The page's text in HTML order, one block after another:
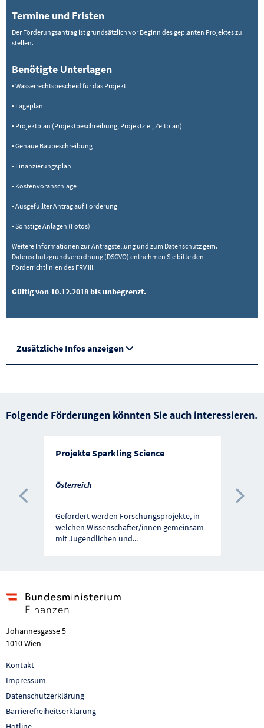
Termine und Fristen
Der Förderungsantrag ist grundsätzlich vor Beginn des geplanten Projektes zu
stellen.
Benötigte Unterlagen
• Wasserrechtsbescheid für das Projekt
• Lageplan
• Projektplan (Projektbeschreibung, Projektziel, Zeitplan)
• Genaue Baubeschreibung
• Finanzierungsplan
• Kostenvoranschläge
• Ausgefüllter Antrag auf Förderung
• Sonstige Anlagen (Fotos)
Weitere Informationen zur Antragstellung und zum Datenschutz gem.
Datenschutzgrundverordnung (DSGVO) entnehmen Sie bitte den
Förderrichtlinien des FRV III.
Gültig von 10.12.2018 bis unbegrenzt.
Zusätzliche Infos anzeigen
Folgende Förderungen könnten Sie auch interessieren.
Projekte Sparkling Science
Österreich
Gefördert werden Forschungsprojekte, in
welchen Wissenschafter/innen gemeinsam
mit Jugendlichen und...
Vorherige Förderung
Johannesgasse 5
1010 Wien
Kontakt
Impressum
Datenschutzerklärung
Barrierefreiheitserklärung